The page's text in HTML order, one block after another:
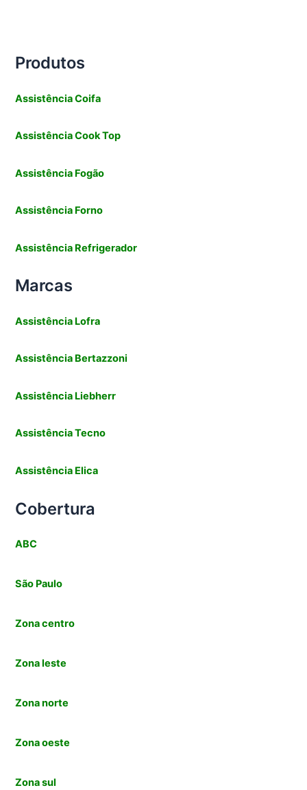
Produtos
Assistência Coifa
Assistência Cook Top
Assistência Fogão
Assistência Forno
Assistência Refrigerador
Marcas
Assistência Lofra
Assistência Bertazzoni
Assistência Liebherr
Assistência Tecno
Assistência Elica
Cobertura
ABC
São Paulo
Zona centro
Zona leste
Zona norte
Zona oeste
Zona sul